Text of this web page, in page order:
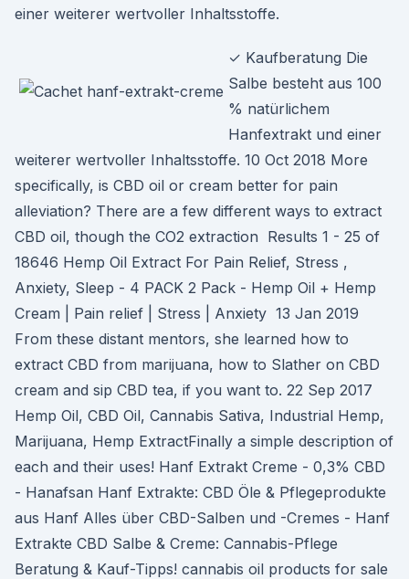
einer weiterer wertvoller Inhaltsstoffe.
✓ Kaufberatung Die
Salbe besteht aus 100
% natürlichem
Hanfextrakt und einer
weiterer wertvoller Inhaltsstoffe. 10 Oct 2018 More
specifically, is CBD oil or cream better for pain
alleviation? There are a few different ways to extract
CBD oil, though the CO2 extraction Results 1 - 25 of
18646 Hemp Oil Extract For Pain Relief, Stress ,
Anxiety, Sleep - 4 PACK 2 Pack - Hemp Oil + Hemp
Cream | Pain relief | Stress | Anxiety 13 Jan 2019
From these distant mentors, she learned how to
extract CBD from marijuana, how to Slather on CBD
cream and sip CBD tea, if you want to. 22 Sep 2017
Hemp Oil, CBD Oil, Cannabis Sativa, Industrial Hemp,
Marijuana, Hemp ExtractFinally a simple description of
each and their uses! Hanf Extrakt Creme - 0,3% CBD
- Hanafsan Hanf Extrakte: CBD Öle & Pflegeprodukte
aus Hanf Alles über CBD-Salben und -Cremes - Hanf
Extrakte CBD Salbe & Creme: Cannabis-Pflege
Beratung & Kauf-Tipps! cannabis oil products for sale